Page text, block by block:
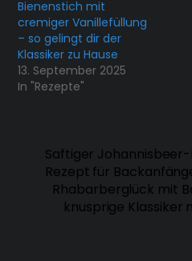
Bienenstich mit
cremiger Vanillefüllung
– so gelingt dir der
Klassiker zu Hause
13. September 2025
In "Rezepte"
Saftiger
Rezept für
Rhabarberglück mit
knusprige